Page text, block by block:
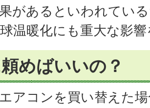
があるといわれてい
温暖化にも重大な影
めばいいの？
アコンを買い替えた